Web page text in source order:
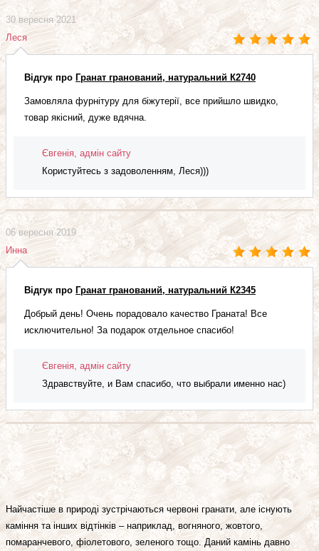
Найчастіше в природі зустрічаються червоні гранати, але існують
каміння та інших відтінків – наприклад, вогняного, жовтого,
помаранчевого, фіолетового, зеленого тощо. Даний камінь давно
30 вересня 2021
Леся
Відгук про Гранат гранований, натуральний К2740
Замовляла фурнітуру для біжутерії, все прийшло швидко,
товар якісний, дуже вдячна.
Євгенія, адмін сайту
Користуйтесь з задоволенням, Леся)))
06 вересня 2019
Инна
Відгук про Гранат гранований, натуральний К2345
Добрый день! Очень порадовало качество Граната! Все
исключительно! За подарок отдельное спасибо!
Євгенія, адмін сайту
Здравствуйте, и Вам спасибо, что выбрали именно нас)